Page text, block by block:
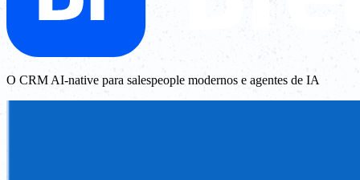
O CRM AI-native para salespeople modernos e agentes de IA